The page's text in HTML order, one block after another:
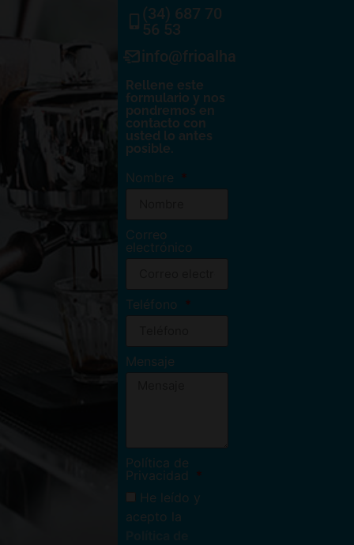
(34) 687 70
56 53
info@frioalhambra.com
Rellene este
formulario y nos
pondremos en
contacto con
usted lo antes
posible.
Nombre
Correo
electrónico
Teléfono
Mensaje
Política de
Privacidad
He leído y
acepto la